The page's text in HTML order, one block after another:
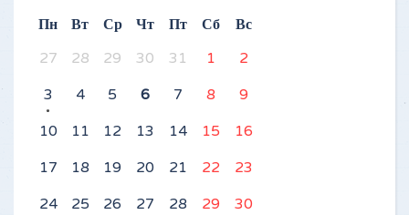
Пн
Вт Ср Чт Пт Сб
Вс
27
28 29 30 31 1
2
3
4 5 6 7 8
9
10
11 12 13 14 15
16
17
18 19 20 21 22
23
24
25 26 27 28 29
30